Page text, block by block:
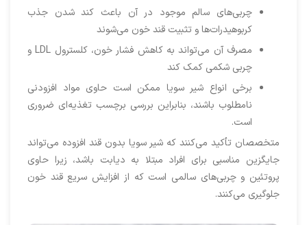
چربی‌های سالم موجود در آن باعث کند شدن جذب
کربوهیدرات‌ها و تثبیت قند خون می‌شوند
مصرف آن می‌تواند به کاهش فشار خون، کلسترول LDL و
چربی شکمی کمک کند
برخی انواع شیر سویا ممکن است حاوی مواد افزودنی
نامطلوب باشند، بنابراین بررسی برچسب تغذیه‌ای ضروری
است.
متخصصان تأکید می‌کنند که شیر سویا بدون قند افزوده می‌تواند
جایگزین مناسبی برای افراد مبتلا به دیابت باشد، زیرا حاوی
پروتئین و چربی‌های سالمی است که از افزایش سریع قند خون
جلوگیری می‌کنند.